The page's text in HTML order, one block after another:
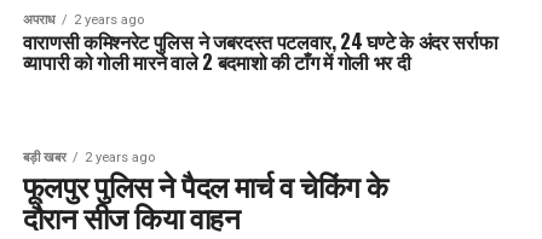
अपराध 2 years ago
वाराणसी कमिश्नरेट पुलिस ने जबरदस्त पटलवार, 24 घण्टे के अंदर सर्राफा
व्यापारी को गोली मारने वाले 2 बदमाशो की टाँग में गोली भर दी
बड़ी खबर 2 years ago
फूलपुर पुलिस ने पैदल मार्च व चेकिंग के
दौरान सीज किया वाहन